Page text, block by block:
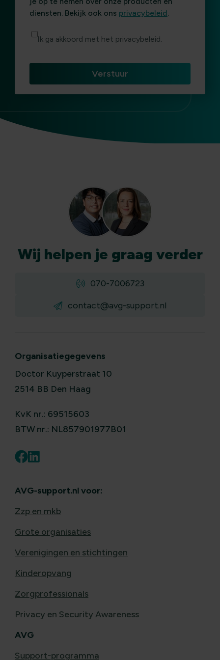
diensten. Bekijk ook ons privacybeleid.
Ik ga akkoord met het privacybeleid.
Wij helpen je graag verder
070-7006723
contact@avg-support.nl
Organisatiegegevens
Doctor Kuyperstraat 10
2514 BB Den Haag
KvK nr.: 69515603
BTW nr.: NL857901977B01
AVG-support.nl voor:
Zzp en mkb
Grote organisaties
Verenigingen en stichtingen
Kinderopvang
Zorgprofessionals
Privacy en Security Awareness
AVG
Support-programma